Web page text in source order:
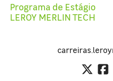
Programa de Estágio
LEROY MERLIN TECH